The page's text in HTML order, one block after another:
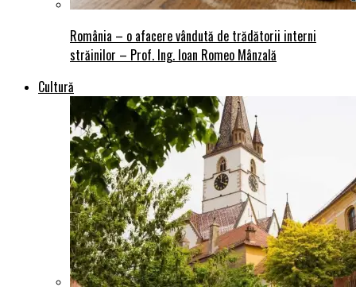
România – o afacere vândută de trădătorii interni
străinilor – Prof. Ing. Ioan Romeo Mânzală
Cultură